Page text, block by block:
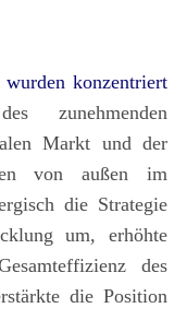
konzentriert
zunehmenden
Markt und der
von außen im
die Strategie
um, erhöhte
des
die Position